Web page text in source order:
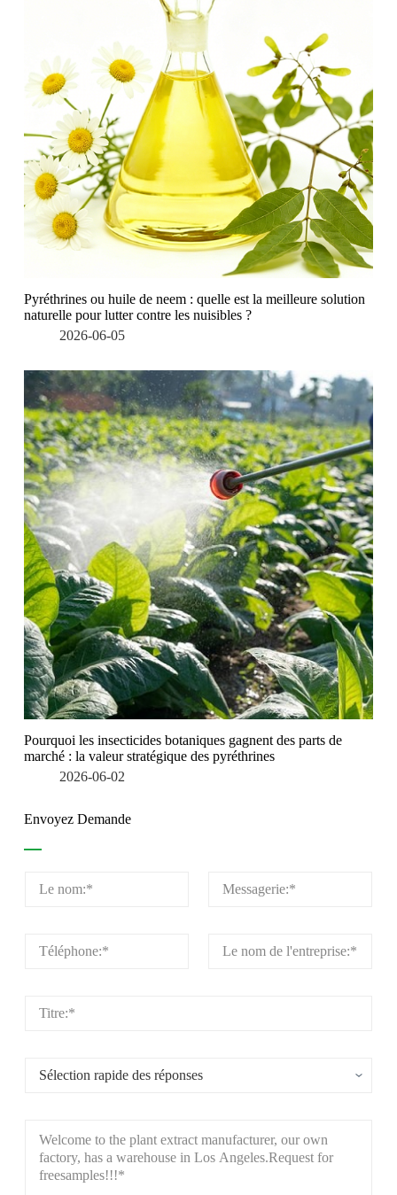
Pyréthrines ou huile de neem : quelle est la meilleure solution
naturelle pour lutter contre les nuisibles ?
2026-06-05
Pourquoi les insecticides botaniques gagnent des parts de
marché : la valeur stratégique des pyréthrines
2026-06-02
Envoyez Demande